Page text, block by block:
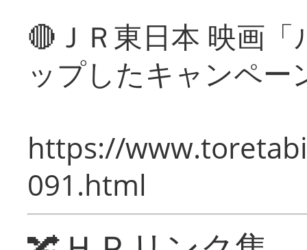
🔴ＪＲ東日本 映画
ップしたキャンペー
https://
091.html